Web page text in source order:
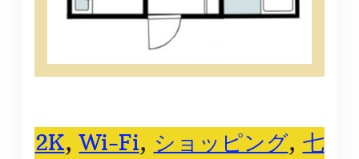
2K, Wi-Fi, ショッピング, 七